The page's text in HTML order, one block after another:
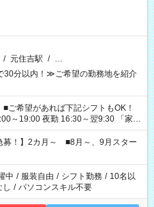
/ 元住吉駅 / …
30分以内！≫ご希望の勤務地を紹介
19:00 夜勤 16:30～翌9:30 「家族
裕を持って夕飯の準備がしたい」
い」 など、ご希望を教えてください
時間。 合計で週40時間を超える場
募！】2カ月～ ■8月～、9月スター
中 / 服装自由 / シフト勤務 / 10名以
し / パソコンスキル不要